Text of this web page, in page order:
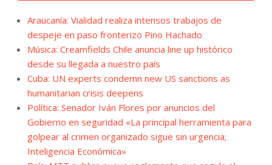
Araucanía: Vialidad realiza intensos trabajos de
despeje en paso fronterizo Pino Hachado
Música: Creamfields Chile anuncia line up histórico
desde su llegada a nuestro país
Cuba: UN experts condemn new US sanctions as
humanitarian crisis deepens
Política: Senador Iván Flores por anuncios del
Gobierno en seguridad «La principal herramienta para
golpear al crimen organizado sigue sin urgencia;
Inteligencia Económica»